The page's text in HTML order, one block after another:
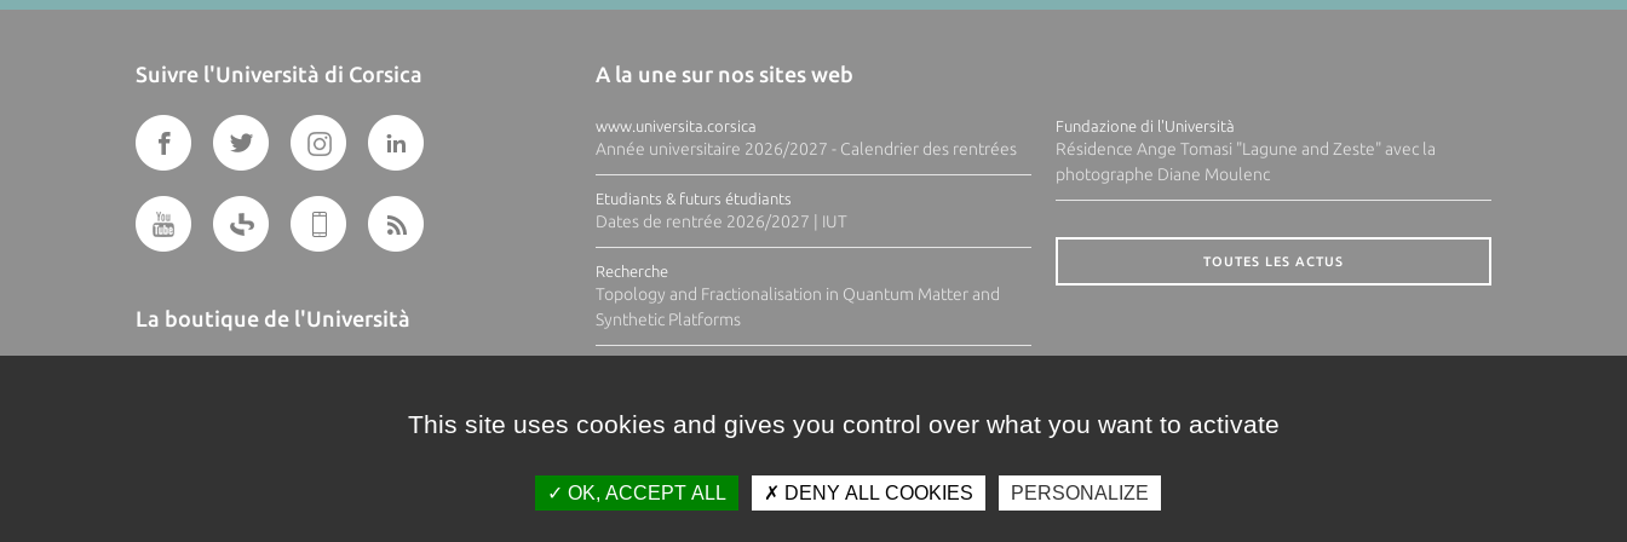
Suivre l'Università di Corsica
La boutique de l'Università
A la une sur nos sites web
www.universita.corsica
Année universitaire 2026/2027 - Calendrier des rentrées
Etudiants & futurs étudiants
Dates de rentrée 2026/2027 | IUT
Recherche
Topology and Fractionalisation in Quantum Matter and
Synthetic Platforms
Fundazione di l'Università
Résidence Ange Tomasi "Lagune and Zeste" avec la
photographe Diane Moulenc
TOUTES LES ACTUS
This site uses cookies and gives you control over what you want to activate
OK, ACCEPT ALL DENY ALL COOKIES PERSONALIZE